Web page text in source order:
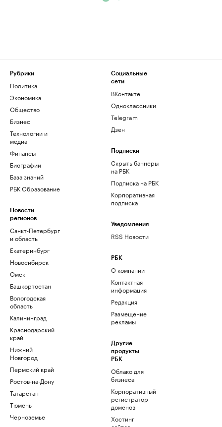
Рубрики
Политика
Экономика
Общество
Бизнес
Технологии и
медиа
Финансы
Биографии
База знаний
РБК Образование
Новости
регионов
Санкт-Петербург
и область
Екатеринбург
Новосибирск
Омск
Башкортостан
Вологодская
область
Калининград
Краснодарский
край
Нижний
Новгород
Пермский край
Ростов-на-Дону
Татарстан
Тюмень
Черноземье
Социальные
сети
ВКонтакте
Одноклассники
Telegram
Дзен
Подписки
Скрыть баннеры
на РБК
Подписка на РБК
Корпоративная
подписка
Уведомления
RSS Новости
РБК
О компании
Контактная
информация
Редакция
Размещение
рекламы
Другие
продукты
РБК
Облако для
бизнеса
Корпоративный
регистратор
доменов
Хостинг